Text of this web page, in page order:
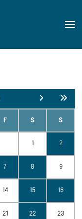
F S S
1 2
7 8 9
14 15 16
21 22 23